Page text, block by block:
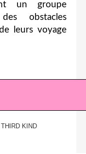
un groupe
obstacles
leurs voyage
KIND